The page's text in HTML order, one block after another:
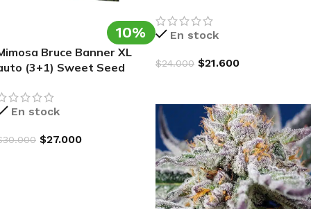
En stock
$24.000 $21.600
10%
Bruce Banner XL
(3+1) Sweet Seed
En stock
30.000 $27.000